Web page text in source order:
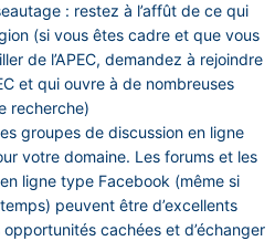
: restez à l’affût de ce qui
(si vous êtes cadre et que vous
de l’APEC, demandez à rejoindre
et qui ouvre à de nombreuses
recherche)
groupes de discussion en ligne
votre domaine. Les forums et les
ligne type Facebook (même si
peuvent être d’excellents
cachées et d’échanger